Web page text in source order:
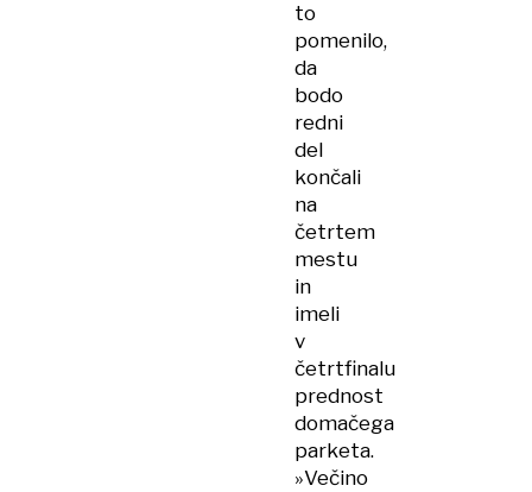
to
pomenilo,
da
bodo
redni
del
končali
na
četrtem
mestu
in
imeli
v
četrtfinalu
prednost
domačega
parketa.
»Večino